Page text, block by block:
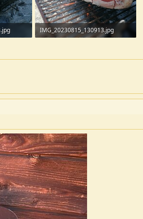
IMG_20230815_130913.jpg